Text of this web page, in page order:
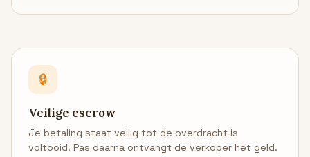
🔒
Veilige escrow
Je betaling staat veilig tot de overdracht is
voltooid. Pas daarna ontvangt de verkoper het geld.